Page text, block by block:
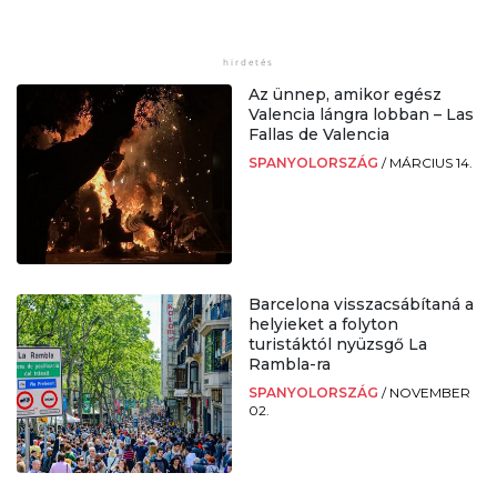
Az ünnep, amikor egész
Valencia lángra lobban – Las
Fallas de Valencia
SPANYOLORSZÁG / MÁRCIUS 14.
Barcelona visszacsábítaná a
helyieket a folyton
turistáktól nyüzsgő La
Rambla-ra
SPANYOLORSZÁG / NOVEMBER
02.